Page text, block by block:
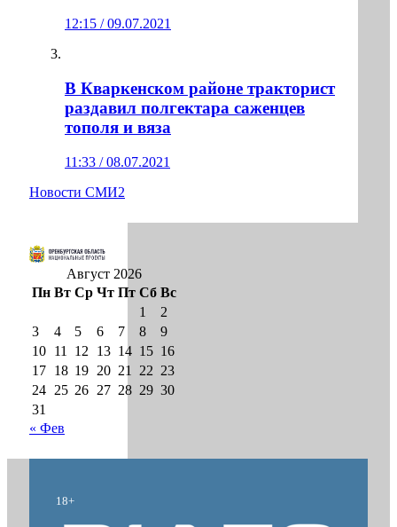
12:15 / 09.07.2021
В Кваркенском районе тракторист
раздавил полгектара саженцев
тополя и вяза
11:33 / 08.07.2021
Новости СМИ2
Август 2026
Пн Вт Ср Чт Пт Сб Вс
1
2
3
4 5 6 7 8
9
10 11 12 13 14 15 16
17 18 19 20 21 22 23
24 25 26 27 28 29 30
31
« Фев
18+